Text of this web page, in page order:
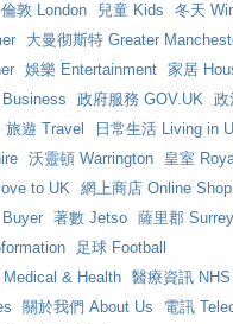
倫敦 London 兒童 Kids
冬天
大曼彻斯特 Greater
娛樂 Entertainment 家居
政府服務 GOV.UK 政
旅遊 Travel
日常生活 Living in
沃靈頓 Warrington
皇室
to UK 網上商店 Online Shop
著數 Jetso 薩里郡 Surrey
足球 Football
& Health 醫療資訊
關於我們 About Us
電訊